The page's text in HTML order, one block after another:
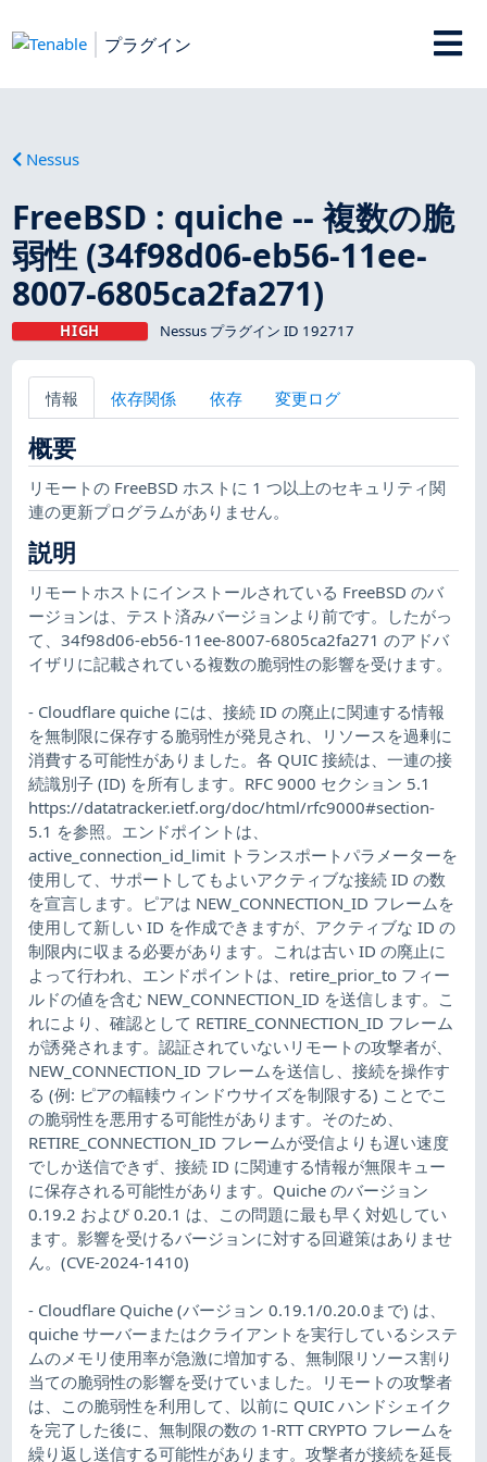
プラグイン
Nessus
FreeBSD : quiche -- 複数の脆
弱性 (34f98d06-eb56-11ee-
8007-6805ca2fa271)
HIGH Nessus プラグイン ID 192717
情報 依存関係 依存 変更ログ
概要
リモートの FreeBSD ホストに 1 つ以上のセキュリティ関
連の更新プログラムがありません。
説明
リモートホストにインストールされている FreeBSD のバ
ージョンは、テスト済みバージョンより前です。したがっ
て、34f98d06-eb56-11ee-8007-6805ca2fa271 のアドバ
イザリに記載されている複数の脆弱性の影響を受けます。
- Cloudflare quiche には、接続 ID の廃止に関連する情報
を無制限に保存する脆弱性が発見され、リソースを過剰に
消費する可能性がありました。各 QUIC 接続は、一連の接
続識別子 (ID) を所有します。RFC 9000 セクション 5.1
https://datatracker.ietf.org/doc/html/rfc9000#section-
5.1 を参照。エンドポイントは、
active_connection_id_limit トランスポートパラメーターを
使用して、サポートしてもよいアクティブな接続 ID の数
を宣言します。ピアは NEW_CONNECTION_ID フレームを
使用して新しい ID を作成できますが、アクティブな ID の
制限内に収まる必要があります。これは古い ID の廃止に
よって行われ、エンドポイントは、retire_prior_to フィー
ルドの値を含む NEW_CONNECTION_ID を送信します。こ
れにより、確認として RETIRE_CONNECTION_ID フレーム
が誘発されます。認証されていないリモートの攻撃者が、
NEW_CONNECTION_ID フレームを送信し、接続を操作す
る (例: ピアの輻輳ウィンドウサイズを制限する) ことでこ
の脆弱性を悪用する可能性があります。そのため、
RETIRE_CONNECTION_ID フレームが受信よりも遅い速度
でしか送信できず、接続 ID に関連する情報が無限キュー
に保存される可能性があります。Quiche のバージョン
0.19.2 および 0.20.1 は、この問題に最も早く対処してい
ます。影響を受けるバージョンに対する回避策はありませ
ん。(CVE-2024-1410)
- Cloudflare Quiche (バージョン 0.19.1/0.20.0まで) は、
quiche サーバーまたはクライアントを実行しているシステ
ムのメモリ使用率が急激に増加する、無制限リソース割り
当ての脆弱性の影響を受けていました。リモートの攻撃者
は、この脆弱性を利用して、以前に QUIC ハンドシェイク
を完了した後に、無制限の数の 1-RTT CRYPTO フレームを
繰り返し送信する可能性があります。攻撃者が接続を延長